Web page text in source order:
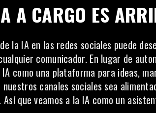
A CARGO ES
la IA en las redes sociales puede
comunicador. En lugar de
como una plataforma para ideas,
canales sociales sea
que veamos a la IA como un